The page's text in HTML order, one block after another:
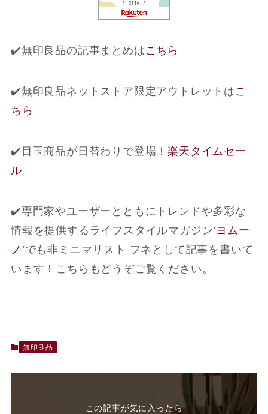
✔️無印良品の記事まとめは こちら
✔️無印良品ネットストア限定アウトレットは こ
ちら
✔️目玉商品が日替わりで登場！楽天タイムセー
ル
✔️専門家やユーザーとともにトレンドや多彩な
情報を提供するライフスタイルマガジン’ ヨムー
ノ ’でも非ミニマリスト フネとして記事を書いて
います！こちらもどうぞご覧ください。
無印良品
この記事が気に入ったら